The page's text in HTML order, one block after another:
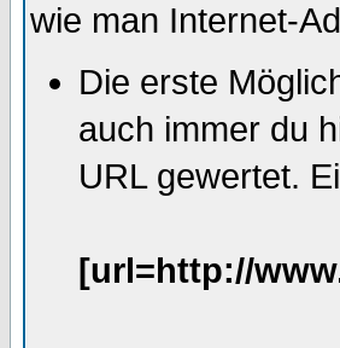
wie man Internet-
Die erste
auch immer du
URL gewertet.
[url=http://